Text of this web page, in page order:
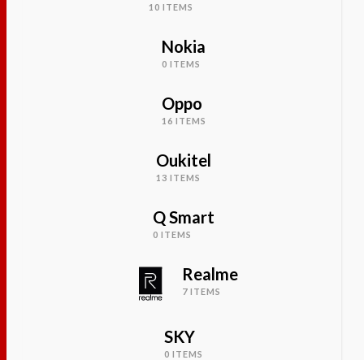
10 ITEMS
Nokia
0 ITEMS
Oppo
16 ITEMS
Oukitel
13 ITEMS
Q Smart
0 ITEMS
Realme
7 ITEMS
SKY
0 ITEMS